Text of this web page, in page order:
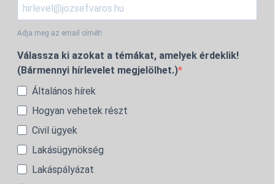
Adja meg az email címét!
Válassza ki azokat a témákat, amelyek érdeklik!
(Bármennyi hírlevelet megjelölhet.)
Általános hírek
Hogyan vehetek részt
Civil ügyek
Lakásügynökség
Lakáspályázat